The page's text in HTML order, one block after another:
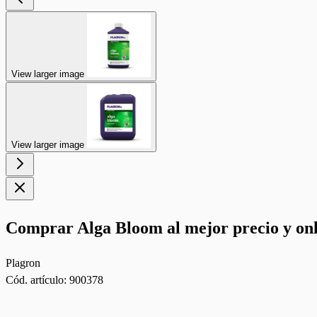
View larger image
View larger image
Comprar Alga Bloom al mejor precio y
Plagron
Cód. artículo: 900378